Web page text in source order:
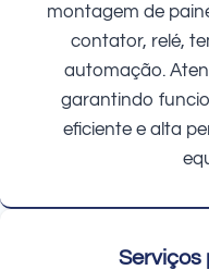
montagem de
contator, relé,
automação.
garantindo
eficiente e alta
Serviços